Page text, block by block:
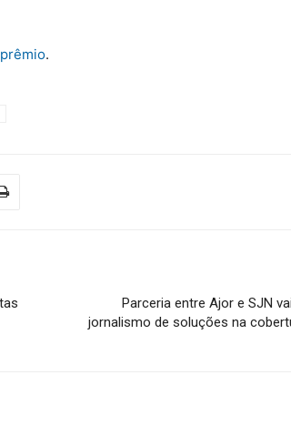
.
Parceria entre Ajor e SJN
jornalismo de soluções na